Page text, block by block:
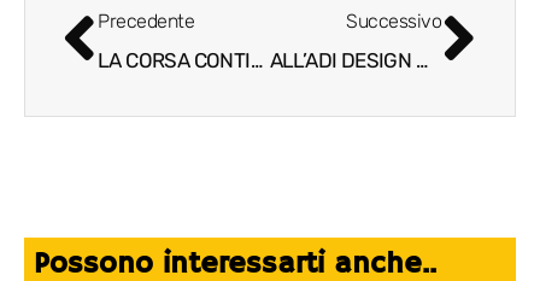
Precedente
LA CORSA CONTINUA: KOMETA E IL GIRO D’ITALIA INSIEME ANCHE NEL 2026
Successivo
ALL’ADI DESIGN MUSEUM UN OMAGGIO ESCLUSIVO ALL’ELEGANZA DI VITTORIO HODARA
Possono interessarti anche..